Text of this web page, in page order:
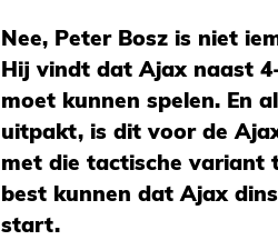
Nee, Peter Bosz is niet
Hij vindt dat Ajax naast
moet kunnen spelen. En
uitpakt, is dit voor de
met die tactische variant
best kunnen dat Ajax
start.